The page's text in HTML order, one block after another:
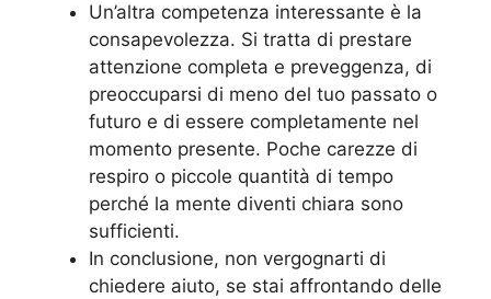
Un’altra competenza interessante è la
consapevolezza. Si tratta di prestare
attenzione completa e preveggenza, di
preoccuparsi di meno del tuo passato o
futuro e di essere completamente nel
momento presente. Poche carezze di
respiro o piccole quantità di tempo
perché la mente diventi chiara sono
sufficienti.
In conclusione, non vergognarti di
chiedere aiuto, se stai affrontando delle